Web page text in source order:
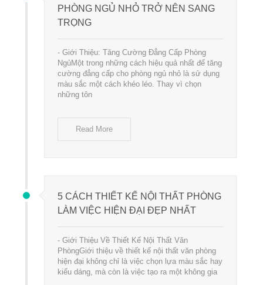
PHÒNG NGỦ NHỎ TRỞ NÊN SANG
TRỌNG
- Giới Thiệu: Tăng Cường Đẳng Cấp Phòng
NgủMột trong những cách hiệu quả nhất để tăng
cường đẳng cấp cho phòng ngủ nhỏ là sử dụng
màu sắc một cách khéo léo. Thay vì chọn
những tôn
Read More
5 CÁCH THIẾT KẾ NỘI THẤT PHÒNG
LÀM VIỆC HIỆN ĐẠI ĐẸP NHẤT
- Giới Thiệu Về Thiết Kế Nội Thất Văn
PhòngGiới thiệu về thiết kế nội thất văn phòng
hiện đại không chỉ là việc chọn lựa màu sắc hay
kiểu dáng, mà còn là việc tạo ra một không gia